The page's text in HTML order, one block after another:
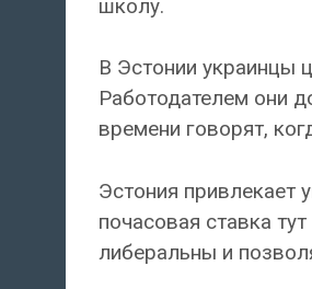
школу.
В Эстонии украинцы
Работодателем они
времени говорят,
Эстония привлекает
почасовая ставка
либеральны и